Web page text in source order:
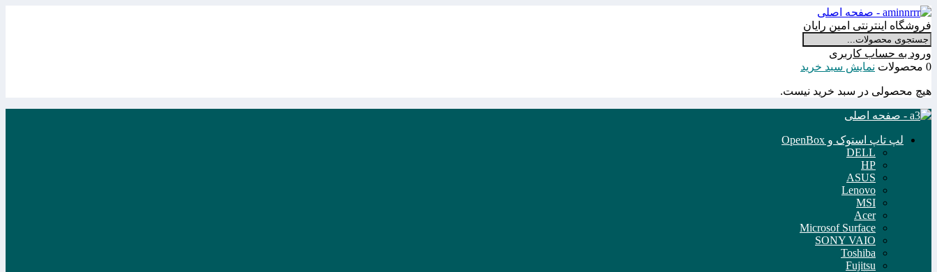
فروشگاه اینترنتی امین رایان
ورود به حساب کاربری
0 محصولات
نمایش سبد خرید
هیچ محصولی در سبد خرید نیست.
لپ تاپ استوک و OpenBox
DELL
HP
ASUS
Lenovo
MSI
Acer
Microsof Surface
SONY VAIO
Toshiba
Fujitsu